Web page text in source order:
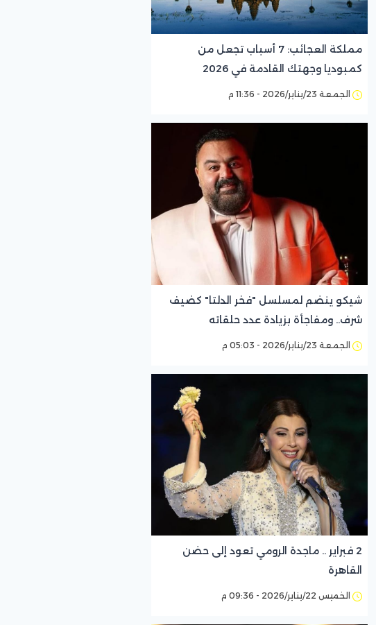
مملكة العجائب: 7 أسباب تجعل من
كمبوديا وجهتك القادمة في 2026
الجمعة 23/يناير/2026 - 11:36 م
شيكو ينضم لمسلسل "فخر الدلتا" كضيف
شرف.. ومفاجأة بزيادة عدد حلقاته
الجمعة 23/يناير/2026 - 05:03 م
2 فبراير .. ماجدة الرومي تعود إلى حضن
القاهرة
الخميس 22/يناير/2026 - 09:36 م